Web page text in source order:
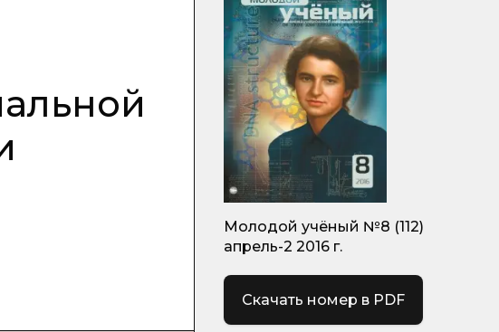
Молодой учёный №8 (112)
апрель-2 2016 г.
Скачать номер в PDF